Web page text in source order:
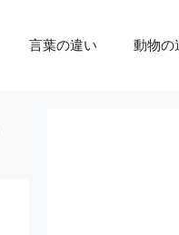
言葉の違い 動物の